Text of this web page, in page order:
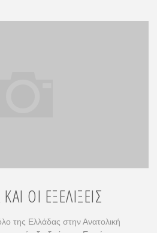
ΟΙ ΕΞΕΛΙΞΕΙΣ
της Ελλάδας στην Ανατολική